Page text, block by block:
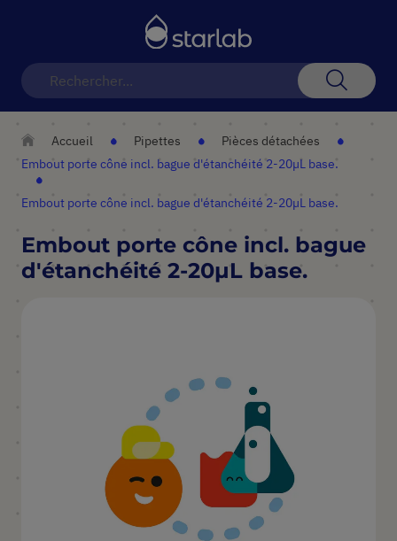
Accueil Pipettes
Pièces détachées
Embout porte cône incl. bague d'étanchéité 2-20µL base.
Embout porte cône incl. bague d'étanchéité 2-20µL base.
Embout porte cône incl. bague
d'étanchéité 2-20µL base.